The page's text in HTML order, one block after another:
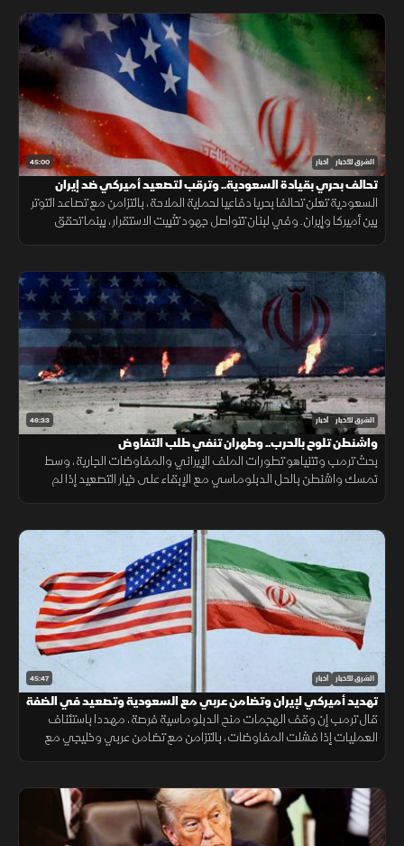
45:00 الشرق للأخبار أخبار
تحالف بحري بقيادة السعودية.. وترقب لتصعيد أميركي ضد إيران
السعودية تعلن تحالفا بحريا دفاعيا لحماية الملاحة، بالتزامن مع تصاعد التوتر
بين أميركا وإيران. وفي لبنان تتواصل جهود تثبيت الاستقرار، بينما تحقق
46:33 الشرق للأخبار أخبار
واشنطن تلوح بالحرب.. وطهران تنفي طلب التفاوض
بحث ترمب ونتنياهو تطورات الملف الإيراني والمفاوضات الجارية، وسط
تمسك واشنطن بالحل الدبلوماسي مع الإبقاء على خيار التصعيد إذا لم
45:47 الشرق للأخبار أخبار
تهديد أميركي لإيران وتضامن عربي مع السعودية وتصعيد في الضفة
قال ترمب إن وقف الهجمات منح الدبلوماسية فرصة، مهددا باستئناف
العمليات إذا فشلت المفاوضات، بالتزامن مع تضامن عربي وخليجي مع